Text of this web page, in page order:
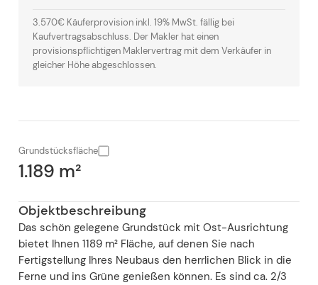
3.570€ Käuferprovision inkl. 19% MwSt. fällig bei
Kaufvertragsabschluss. Der Makler hat einen
provisionspflichtigen Maklervertrag mit dem Verkäufer in
gleicher Höhe abgeschlossen.
Grundstücksfläche
1.189 m²
Objektbeschreibung
Das schön gelegene Grundstück mit Ost-Ausrichtung
bietet Ihnen 1189 m² Fläche, auf denen Sie nach
Fertigstellung Ihres Neubaus den herrlichen Blick in die
Ferne und ins Grüne genießen können. Es sind ca. 2/3